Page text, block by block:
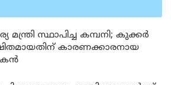
മന്ത്രി സ്ഥാപിച്ച കമ്പനി; കുക്കർ
കാരണക്കാരനായ